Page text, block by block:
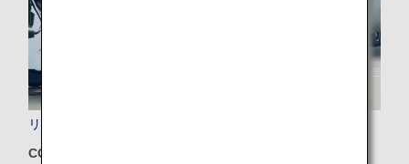
リブレットフィルムを本格導入した飛行機の初就航
CO2排出量削減